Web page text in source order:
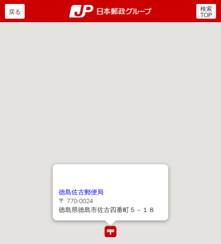
郵便局・日本郵政グルー
戻る 検索
TOP
徳島佐古郵便局
〒 770-0024
徳島県徳島市佐古四番町５－１８